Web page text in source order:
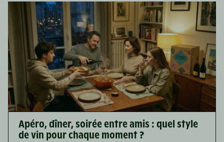
Apéro, dîner, soirée entre amis : quel style
de vin pour chaque moment ?